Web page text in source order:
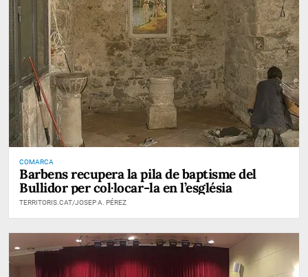
COMARCA
Barbens recupera la pila de baptisme del
Bullidor per col·locar-la en l’església
TERRITORIS.CAT/JOSEP A. PÉREZ